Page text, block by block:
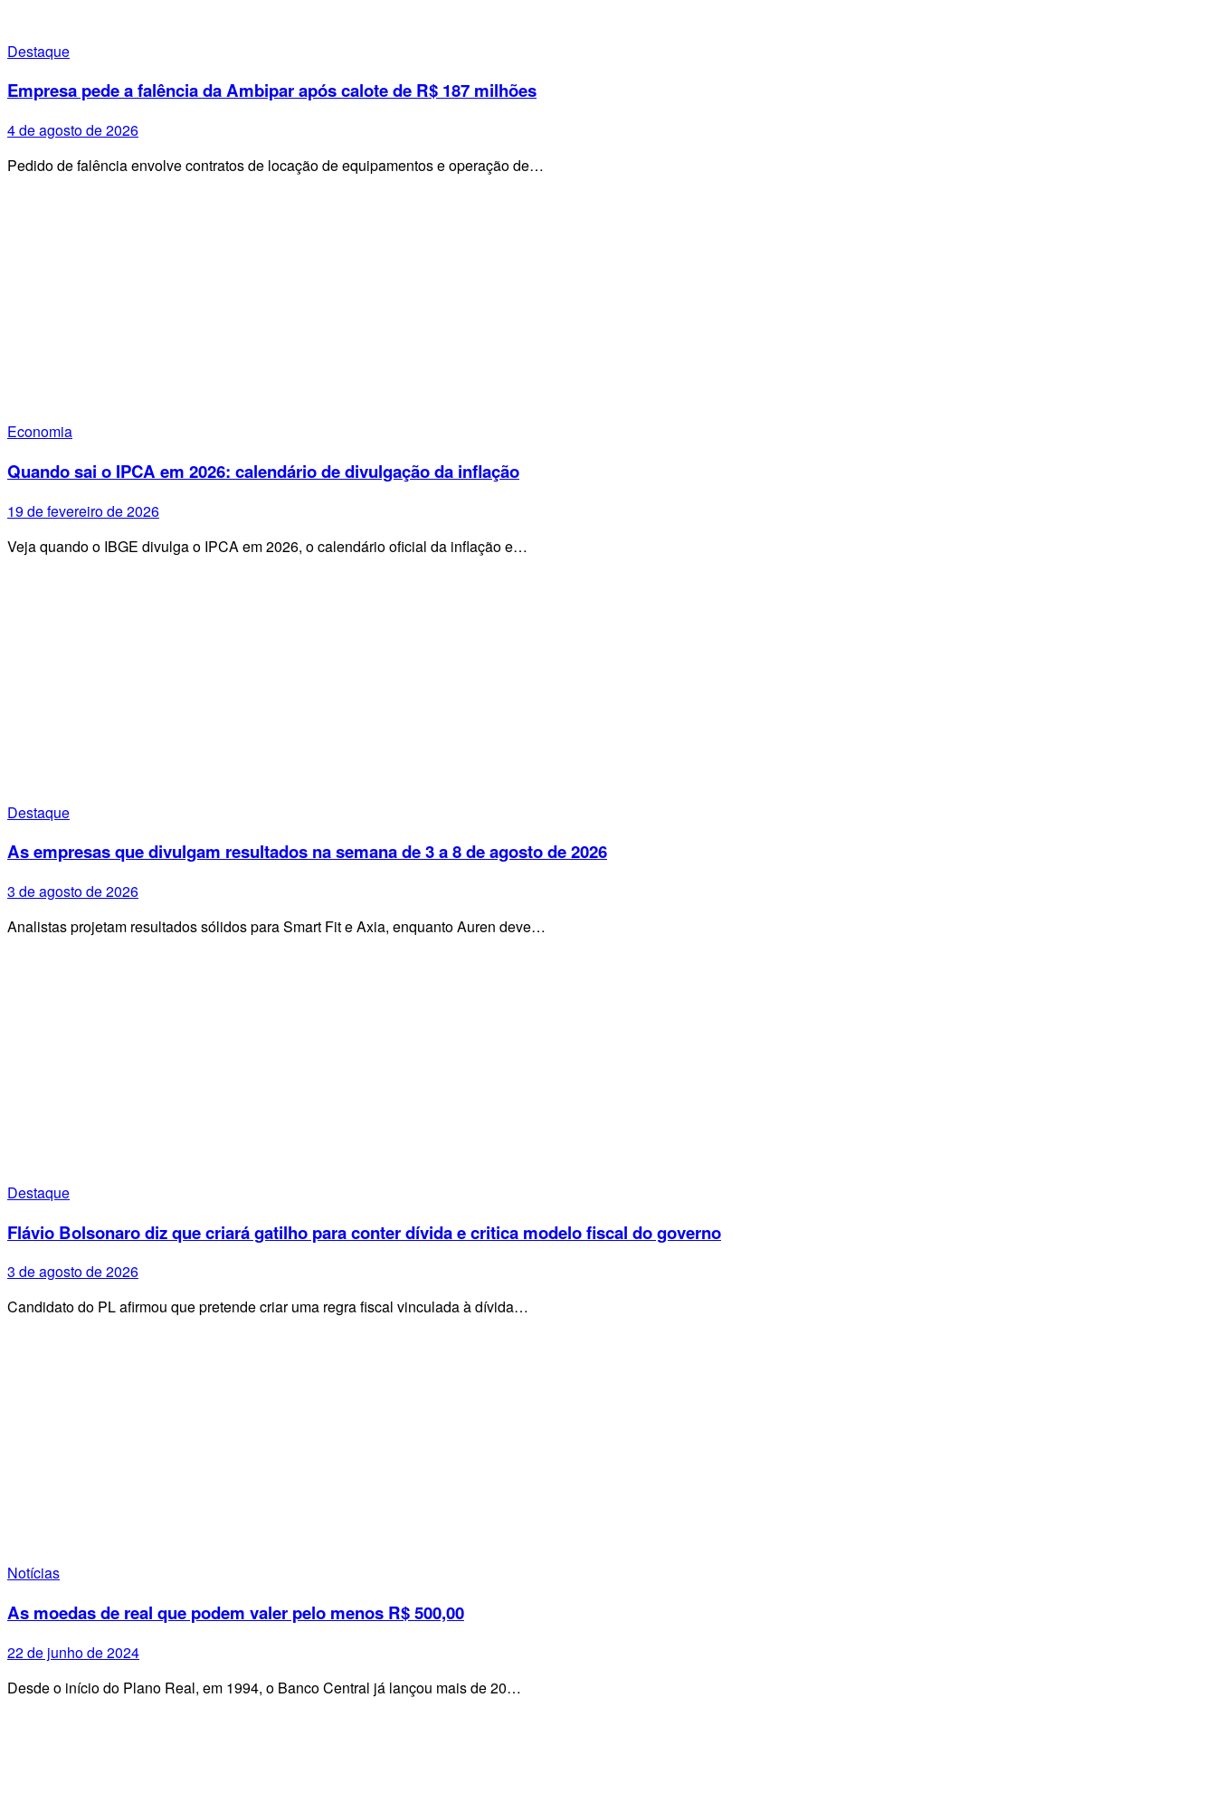
Destaque
Empresa pede a falência da Ambipar após calote de R$ 187 milhões
4 de agosto de 2026
Pedido de falência envolve contratos de locação de equipamentos e operação de…
Economia
Quando sai o IPCA em 2026: calendário de divulgação da inflação
19 de fevereiro de 2026
Veja quando o IBGE divulga o IPCA em 2026, o calendário oficial da inflação e…
Destaque
As empresas que divulgam resultados na semana de 3 a 8 de agosto de 2026
3 de agosto de 2026
Analistas projetam resultados sólidos para Smart Fit e Axia, enquanto Auren deve…
Destaque
Flávio Bolsonaro diz que criará gatilho para conter dívida e critica modelo fiscal do governo
3 de agosto de 2026
Candidato do PL afirmou que pretende criar uma regra fiscal vinculada à dívida…
Notícias
As moedas de real que podem valer pelo menos R$ 500,00
22 de junho de 2024
Desde o início do Plano Real, em 1994, o Banco Central já lançou mais de 20…